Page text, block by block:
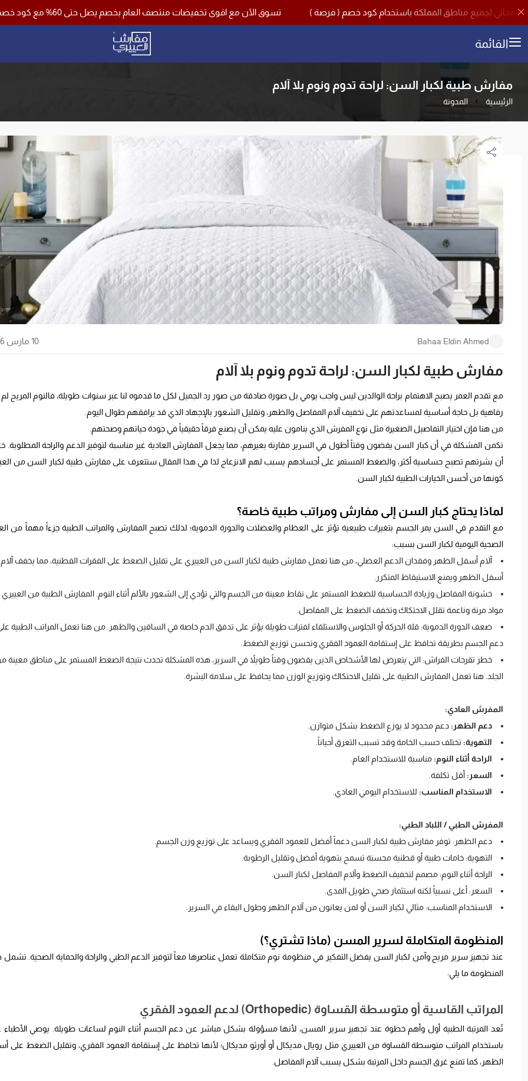
تسوق الآن مع اقوى تخفيضات منتصف العام بخصم يصل حتى 60% مع كود خصم اضافي 10% وشحن مجاني لجميع مناطق المملكة باستخدام كود خصم ( فرصة )
القائمة مفارش العييري
مفارش طبية لكبار السن: لراحة تدوم ونوم بلا آلام
الرئيسية المدونة
Bahaa Eldin Ahmed 10 مارس 2026
مفارش طبية لكبار السن: لراحة تدوم ونوم بلا آلام
مع تقدم العمر يصبح الاهتمام براحة الوالدين ليس واجب يومي بل صورة صادقة من صور رد الجميل لكل ما قدموه لنا عبر سنوات طويلة، فالنوم المريح لم
رفاهية بل حاجة أساسية لمساعدتهم على تخفيف آلام المفاصل والظهر، وتقليل الشعور بالإجهاد الذي قد يرافقهم طوال اليوم.
من هنا فإن اختيار التفاصيل الصغيرة مثل نوع المفرش الذي ينامون عليه يمكن أن يصنع فرقاً حقيقياً في جودة حياتهم وصحتهم.
تكمن المشكلة في أن كبار السن يقضون وقتاً أطول في السرير مقارنة بغيرهم، مما يجعل المفارش العادية غير مناسبة لتوفير الدعم والراحة المطلوبة.
أن بشرتهم تصبح حساسية أكثر، والضغط المستمر على أجسادهم يسبب لهم الانزعاج لذا في هذا المقال ستتعرف على مفارش طبية لكبار السن من
كونها من أحسن الخيارات الطبية لكبار السن.
لماذا يحتاج كبار السن إلى مفارش ومراتب طبية خاصة؟
مع التقدم في السن يمر الجسم بتغيرات طبيعية تؤثر على العظام والعضلات والدورة الدموية؛ لذلك تصبح المفارش والمراتب الطبية جزءاً مهماً من
الصحية اليومية لكبار السن بسبب:
آلام أسفل الظهر وفقدان الدعم العضلي، من هنا تعمل مفارش طيبة لكبار السن من العييري على تقليل الضغط على الفقرات القطنية، مما يخفف آلام
أسفل الظهر ويمنع الاستيقاظ المتكرر.
خشونة المفاصل وزيادة الحساسية للضغط المستمر على نقاط معينة من الجسم والتي تؤدي إلى الشعور بالألم أثناء النوم. المفارش الطبية من العييري
مواد مرنة وناعمة تقلل الاحتكاك وتخفف الضغط على المفاصل.
ضعف الدورة الدموية: قلة الحركة أو الجلوس والاستلقاء لفترات طويلة يؤثر على تدفق الدم خاصة في الساقين والظهر. من هنا تعمل المراتب الطبية
دعم الجسم بطريقة تحافظ على إستقامة العمود الفقري وتحسن توزيع الضغط.
خطر تقرحات الفراش: التي يتعرض لها الأشخاص الذين يقضون وقتاً طويلاً في السرير، هذه المشكلة تحدث نتيجة الضغط المستمر على مناطق معينة
الجلد. هنا تعمل المفارش الطبية على تقليل الاحتكاك وتوزيع الوزن مما يحافظ على سلامة البشرة.
المفرش العادي:
دعم الظهر: دعم محدود لا يوزع الضغط بشكل متوازن.
التهوية: تختلف حسب الخامة وقد تسبب التعرق أحياناً.
الراحة أثناء النوم: مناسبة للاستخدام العام.
السعر: أقل تكلفة.
الاستخدام المناسب: للاستخدام اليومي العادي.
المفرش الطبي / اللباد الطبي:
دعم الظهر: توفر مفارش طبية لكبار السن دعماً أفضل للعمود الفقري ويساعد على توزيع وزن الجسم.
التهوية: خامات طبية أو قطنية محسنة تسمح بتهوية أفضل وتقليل الرطوبة.
الراحة أثناء النوم: مصمم لتخفيف الضغط وآلام المفاصل لكبار السن.
السعر: أعلى نسبياً لكنه استثمار صحي طويل المدى.
الاستخدام المناسب: مثالي لكبار السن أو لمن يعانون من آلام الظهر وطول البقاء في السرير.
المنظومة المتكاملة لسرير المسن (ماذا تشتري؟)
عند تجهيز سرير مريح وآمن لكبار السن يفضل التفكير في منظومة نوم متكاملة تعمل عناصرها معاً لتوفير الدعم الطبي والراحة والحماية الصحية.
المنظومة ما يلي:
المراتب القاسية أو متوسطة القساوة (Orthopedic) لدعم العمود الفقري
تُعد المرتبة الطبية أول وأهم خطوة عند تجهيز سرير المسن، لأنها مسؤولة بشكل مباشر عن دعم الجسم أثناء النوم لساعات طويلة. يوصي الأطباء
باستخدام المراتب متوسطة القساوة من العييري مثل رويال مديكال أو أورثو مديكال؛ لأنها تحافظ على إستقامة العمود الفقري، وتقليل الضغط على
الظهر، كما تمنع غرق الجسم داخل المرتبة بشكل يسبب آلام المفاصل.